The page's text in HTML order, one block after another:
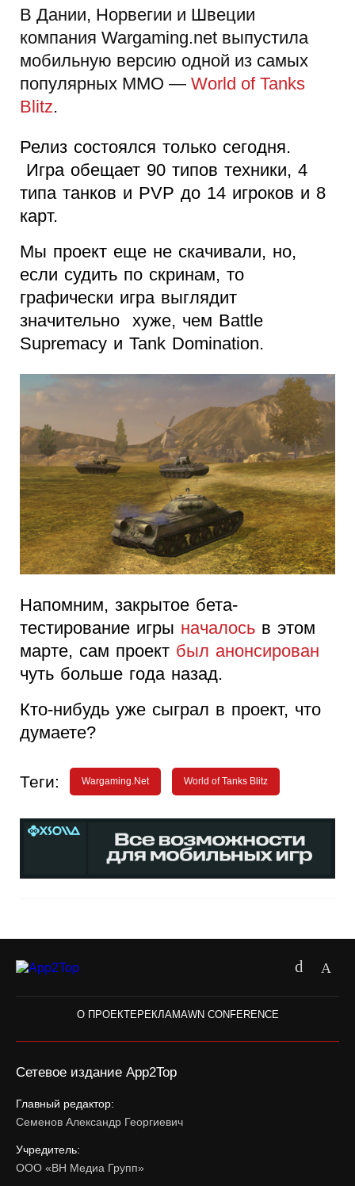
В Дании, Норвегии и Швеции
компания Wargaming.net выпустила
мобильную версию одной из самых
популярных MMO — World of Tanks
Blitz.
Релиз состоялся только сегодня.
Игра обещает 90 типов техники, 4
типа танков и PVP до 14 игроков и 8
карт.
Мы проект еще не скачивали, но,
если судить по скринам, то
графически игра выглядит
значительно хуже, чем Battle
Supremacy и Tank Domination.
Напомним, закрытое бета-
тестирование игры началось в этом
марте, сам проект был анонсирован
чуть больше года назад.
Кто-нибудь уже сыграл в проект, что
думаете?
Теги: Wargaming.Net World of Tanks Blitz
О ПРОЕКТЕ РЕКЛАМАWN CONFERENCE
Сетевое издание App2Top
Главный редактор:
Семенов Александр Георгиевич
Учредитель:
ООО «ВН Медиа Групп»